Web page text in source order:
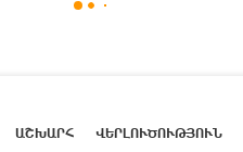
ԱՇԽԱՐՀ ՎԵՐԼՈՒԾՈՒԹՅՈՒՆ